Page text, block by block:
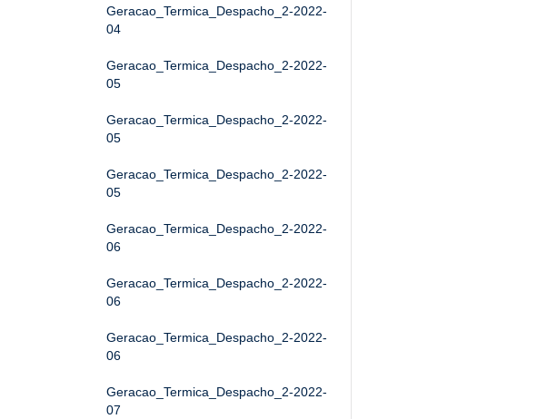
Geracao_Termica_Despacho_2-2022-
04
Geracao_Termica_Despacho_2-2022-
05
Geracao_Termica_Despacho_2-2022-
05
Geracao_Termica_Despacho_2-2022-
05
Geracao_Termica_Despacho_2-2022-
06
Geracao_Termica_Despacho_2-2022-
06
Geracao_Termica_Despacho_2-2022-
06
Geracao_Termica_Despacho_2-2022-
07